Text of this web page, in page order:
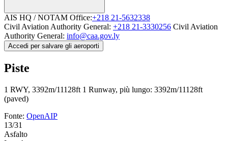
AIS HQ / NOTAM Office:+218 21-5632338
Civil Aviation Authority General: +218 21-3330256 Civil Aviation
Authority General: info@caa.gov.ly
Accedi per salvare gli aeroporti
Piste
1 RWY, 3392m/11128ft 1 Runway, più lungo: 3392m/11128ft
(paved)
Fonte: OpenAIP
13/31
Asfalto